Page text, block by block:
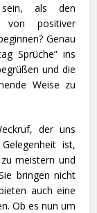
als den
von positiver
Genau
Sprüche” ins
und die
Weise zu
der uns
ist,
meistern und
bringen nicht
auch eine
Ob es nun um